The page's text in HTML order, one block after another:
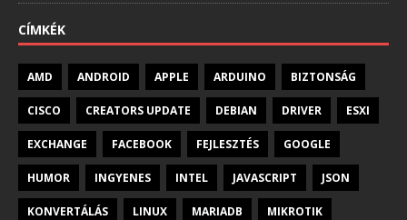
CÍMKÉK
AMD ANDROID APPLE ARDUINO BIZTONSÁG
CISCO CREATORS UPDATE DEBIAN DRIVER ESXI
EXCHANGE FACEBOOK FEJLESZTÉS GOOGLE
HUMOR INGYENES INTEL JAVASCRIPT JSON
KONVERTÁLÁS LINUX MARIADB MIKROTIK